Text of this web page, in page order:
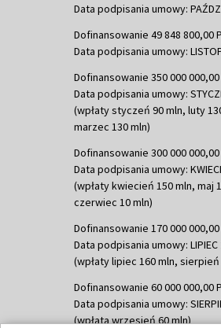
Data podpisania umowy:
Dofinansowanie 49 848 800,00
Data podpisania umowy:
Dofinansowanie 350 000 000,00
Data podpisania umowy:
(wpłaty styczeń 90 mln, luty
marzec 130 mln)
Dofinansowanie 300 000 000,00
Data podpisania umowy:
(wpłaty kwiecień 150 mln, maj
czerwiec 10 mln)
Dofinansowanie 170 000 000,00
Data podpisania umowy: LIPIEC
(wpłaty lipiec 160 mln, sierpień
Dofinansowanie 60 000 000,00
Data podpisania umowy:
(wpłata wrzesień 60 mln)